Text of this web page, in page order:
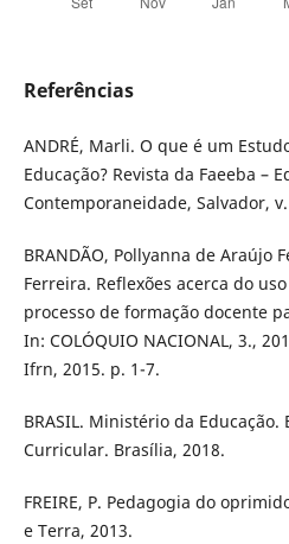
Referências
ANDRÉ, Marli. O que é um
Educação? Revista da Faeeba –
Contemporaneidade, Salvador,
BRANDÃO, Pollyanna de Araújo
Ferreira. Reflexões acerca do
processo de formação docente
In: COLÓQUIO NACIONAL, 3.,
Ifrn, 2015. p. 1-7.
BRASIL. Ministério da Educação.
Curricular. Brasília, 2018.
FREIRE, P. Pedagogia do
e Terra, 2013.